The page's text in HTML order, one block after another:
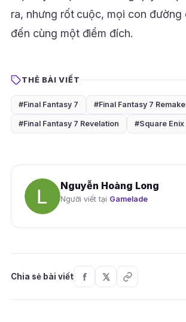
ra, nhưng rốt cuộc, mọi con đường
đến cùng một điểm đích.
THẺ BÀI VIẾT
#Final Fantasy 7 #Final Fantasy 7 Remake
#Final Fantasy 7 Revelation #Square Enix
Nguyễn Hoàng Long
Người viết tại Gamelade
Chia sẻ bài viết